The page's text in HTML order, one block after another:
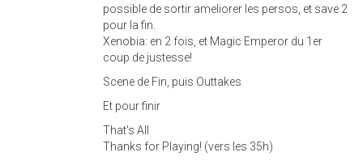
possible de sortir ameliorer les persos, et save 2
pour la fin.
Xenobia: en 2 fois, et Magic Emperor du 1er
coup de justesse!
Scene de Fin, puis Outtakes
Et pour finir
That's All
Thanks for Playing! (vers les 35h)